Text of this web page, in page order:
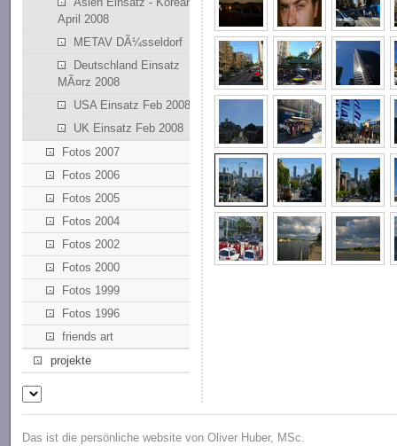
April 2008
METAV DÃ¼sseldorf
Deutschland Einsatz
MÃ¤rz 2008
USA Einsatz Feb 2008
UK Einsatz Feb 2008
Fotos 2007
Fotos 2006
Fotos 2005
Fotos 2004
Fotos 2002
Fotos 2000
Fotos 1999
Fotos 1996
friends art
projekte
Das ist die persönliche website von Oliver Huber, MSc.